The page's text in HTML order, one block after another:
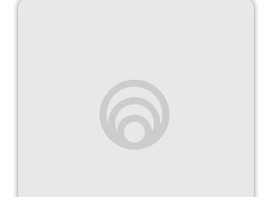
วิธีที่ 1 ตกลงกันเอง ทำบันทึกท้ายทะเบียนหย่า
หากทั้งสองฝ่ายยังพูดคุยกันได้ วิธีที่เร็วและประหยัดที่สุด